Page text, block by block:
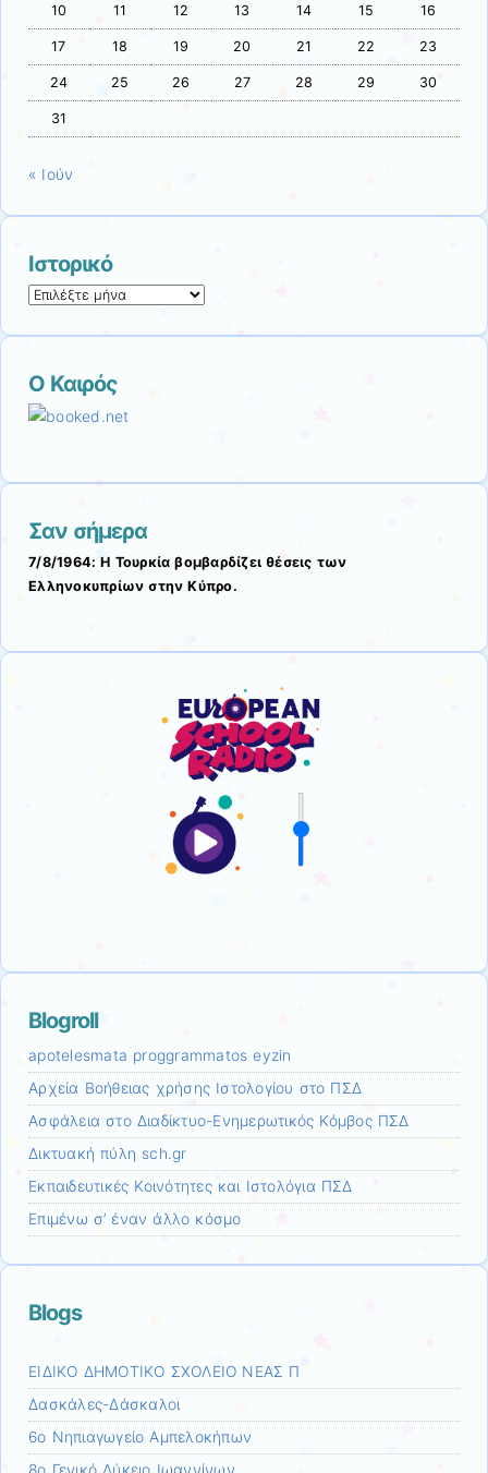
10 11 12 13 14 15 16
17 18 19 20 21 22 23
24 25 26 27 28 29 30
31
« Ιούν
Ιστορικό
Ιστορικό
Ο Καιρός
Σαν σήμερα
7/8/1964: Η Τουρκία βομβαρδίζει θέσεις των
Ελληνοκυπρίων στην Κύπρο.
Blogroll
apotelesmata proggrammatos eyzin
Αρχεία Βοήθειας χρήσης Ιστολογίου στο ΠΣΔ
Ασφάλεια στο Διαδίκτυο-Ενημερωτικός Κόμβος ΠΣΔ
Δικτυακή πύλη sch.gr
Εκπαιδευτικές Κοινότητες και Ιστολόγια ΠΣΔ
Επιμένω σ’ έναν άλλο κόσμο
Blogs
ΕΙΔΙΚΟ ΔΗΜΟΤΙΚΟ ΣΧΟΛΕΙΟ ΝΕΑΣ Π
Δασκάλες-Δάσκαλοι
6ο Νηπιαγωγείο Αμπελοκήπων
8o Γενικό Λύκειο Ιωαννίνων